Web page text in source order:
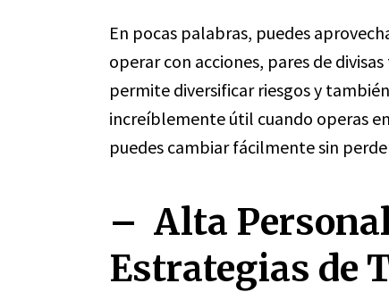
En pocas palabras, puedes
operar con acciones, pares de
permite diversificar riesgos y
increíblemente útil cuando operas
puedes cambiar fácilmente sin
– Alta
Estrategias de